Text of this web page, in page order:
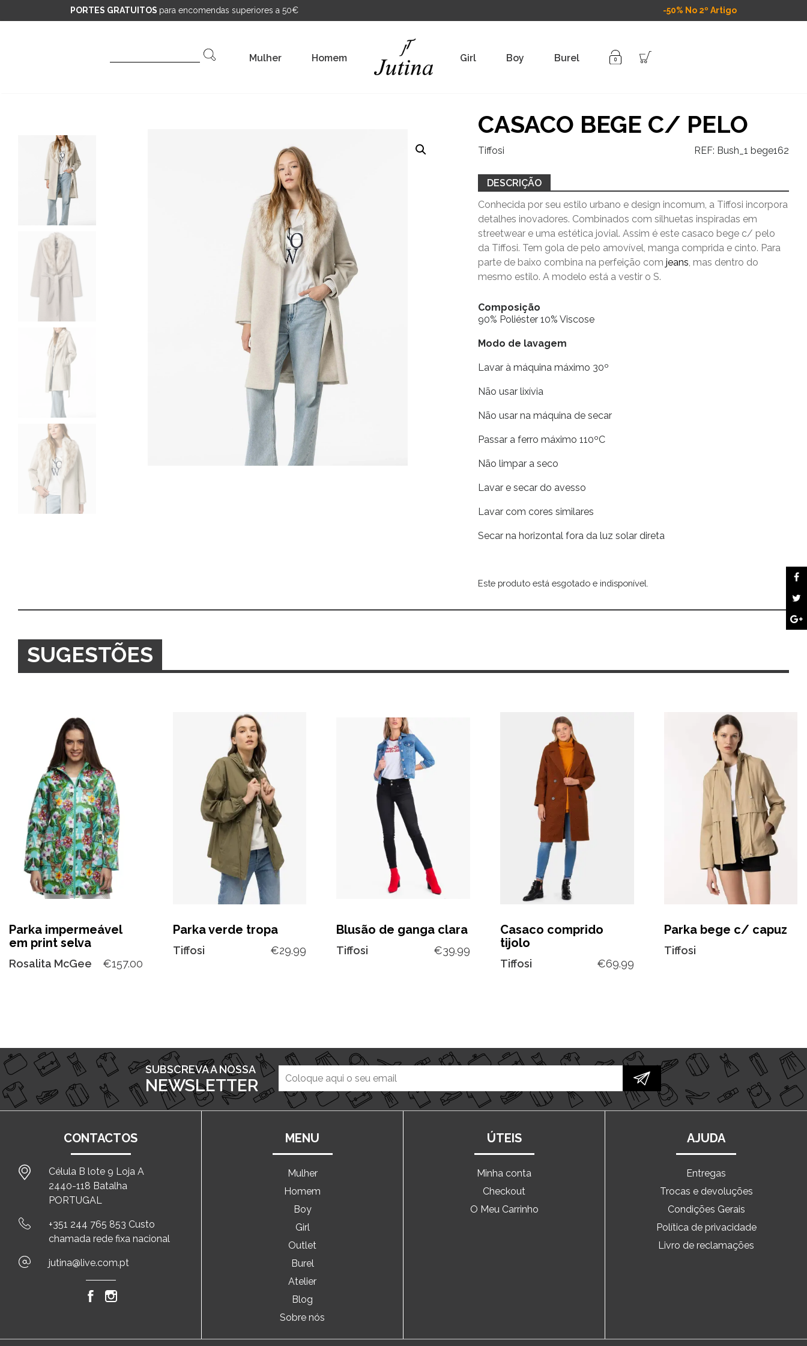
PORTES GRATUITOS para encomendas superiores a 50€ -50% No 2º Artigo
Mulher Homem Girl Boy Burel
CASACO BEGE C/ PELO
Tiffosi REF: Bush_1 bege162
DESCRIÇÃO
Conhecida por seu estilo urbano e design incomum, a Tiffosi incorpora
detalhes inovadores. Combinados com silhuetas inspiradas em
streetwear e uma estética jovial. Assim é este casaco bege c/ pelo
da Tiffosi. Tem gola de pelo amovível, manga comprida e cinto. Para
parte de baixo combina na perfeição comjeans, mas dentro do
mesmo estilo. A modelo está a vestir o S.
Composição
90% Poliéster 10% Viscose
Modo de lavagem
Lavar à máquina máximo 30º
Não usar lixívia
Não usar na máquina de secar
Passar a ferro máximo 110ºC
Não limpar a seco
Lavar e secar do avesso
Lavar com cores similares
Secar na horizontal fora da luz solar direta
Este produto está esgotado e indisponível.
Alternative:
SUGESTÕES
Parka impermeável
em print selva
Rosalita McGee €157.00
Parka verde tropa
Tiffosi €29.99
Blusão de ganga clara
Tiffosi €39.99
Casaco comprido
tijolo
Tiffosi €69.99
Parka bege c/ capuz
Tiffosi
SUBSCREVA A NOSSA
NEWSLETTER
CONTACTOS
Célula B lote 9 Loja A
2440-118 Batalha
PORTUGAL
+351 244 765 853 Custo
chamada rede fixa nacional
jutina@live.com.pt
MENU
Mulher
Homem
Boy
Girl
Outlet
Burel
Atelier
Blog
Sobre nós
ÚTEIS
Minha conta
Checkout
O Meu Carrinho
AJUDA
Entregas
Trocas e devoluções
Condições Gerais
Política de privacidade
Livro de reclamações